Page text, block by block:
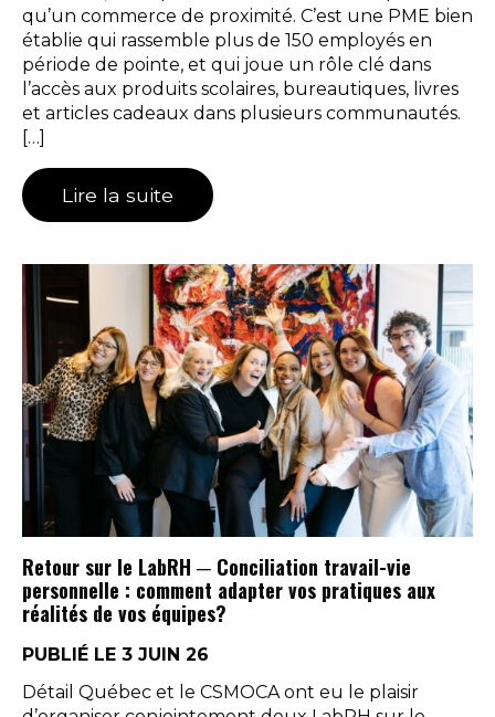
qu’un commerce de proximité. C’est une PME bien
établie qui rassemble plus de 150 employés en
période de pointe, et qui joue un rôle clé dans
l’accès aux produits scolaires, bureautiques, livres
et articles cadeaux dans plusieurs communautés.
[…]
Lire la suite
Retour sur le LabRH ─ Conciliation travail-vie
personnelle : comment adapter vos pratiques aux
réalités de vos équipes?
PUBLIÉ LE 3 JUIN 26
Détail Québec et le CSMOCA ont eu le plaisir